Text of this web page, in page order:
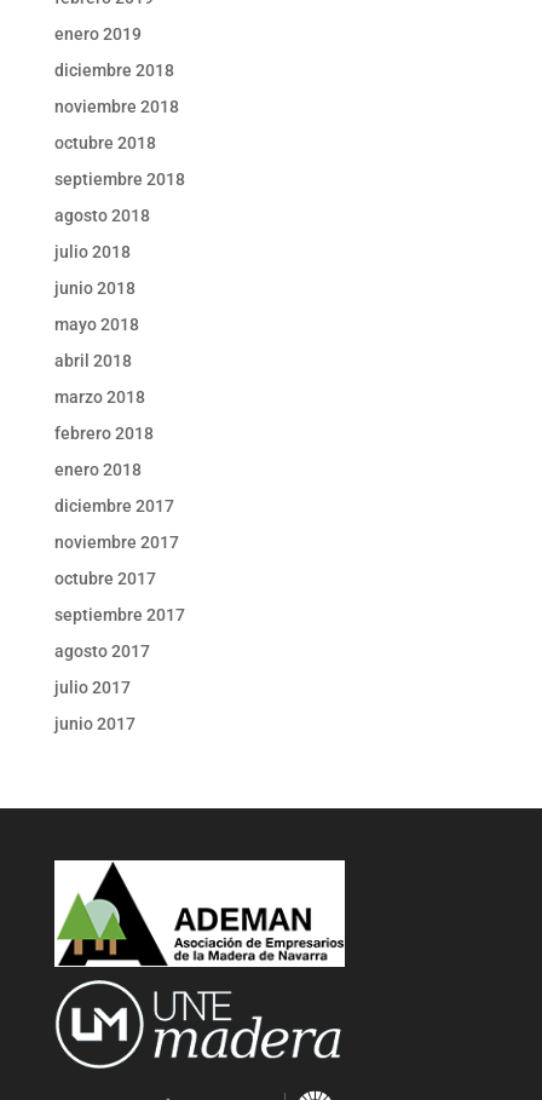
enero 2019
diciembre 2018
noviembre 2018
octubre 2018
septiembre 2018
agosto 2018
julio 2018
junio 2018
mayo 2018
abril 2018
marzo 2018
febrero 2018
enero 2018
diciembre 2017
noviembre 2017
octubre 2017
septiembre 2017
agosto 2017
julio 2017
junio 2017